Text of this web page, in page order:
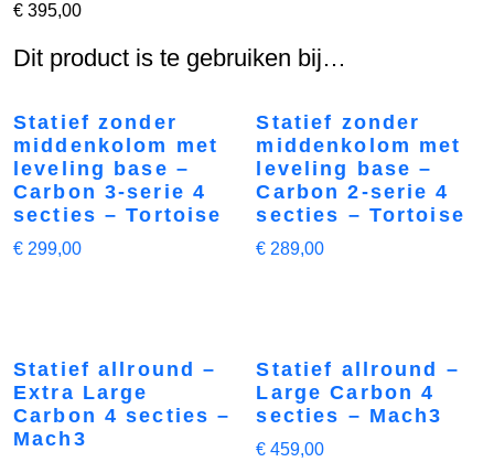
€ 395,00
Dit product is te gebruiken bij…
Statief zonder
middenkolom met
leveling base –
Carbon 3-serie 4
secties – Tortoise
€ 299,00
Statief zonder
middenkolom met
leveling base –
Carbon 2-serie 4
secties – Tortoise
€ 289,00
Statief allround –
Extra Large
Carbon 4 secties –
Mach3
Statief allround –
Large Carbon 4
secties – Mach3
€ 459,00